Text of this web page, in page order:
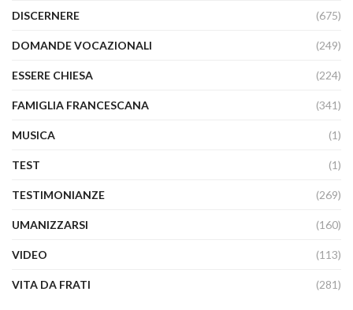
DISCERNERE (675)
DOMANDE VOCAZIONALI (249)
ESSERE CHIESA (224)
FAMIGLIA FRANCESCANA (341)
MUSICA (1)
TEST (1)
TESTIMONIANZE (269)
UMANIZZARSI (160)
VIDEO (113)
VITA DA FRATI (281)